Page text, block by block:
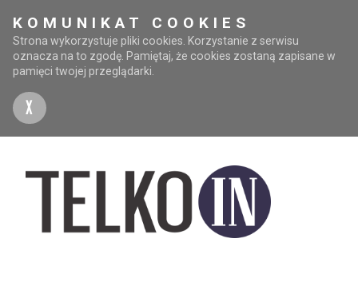
KOMUNIKAT COOKIES
Strona wykorzystuje pliki cookies. Korzystanie z serwisu
oznacza na to zgodę. Pamiętaj, że cookies zostaną zapisane w
pamięci twojej przeglądarki.
X